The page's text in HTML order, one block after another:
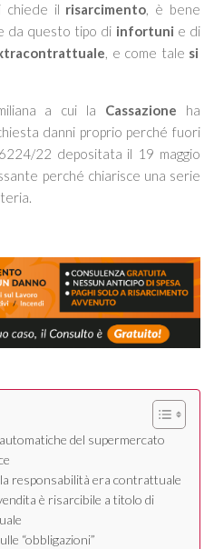
chiede il risarcimento, è bene
da questo tipo di infortuni e di
, e come tale si
a cui la Cassazione ha
danni proprio perché fuori
22 depositata il 19 maggio
perché chiarisce una serie
del supermercato
responsabilità era contrattuale
è risarcibile a titolo di
“obbligazioni”